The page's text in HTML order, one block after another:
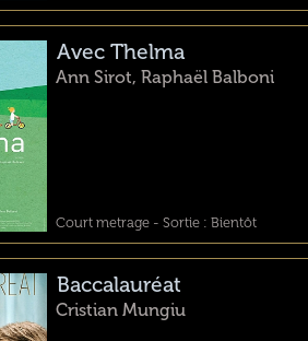
Avec Thelma
Ann Sirot, Raphaël Balboni
Court metrage - Sortie : Bientôt
Baccalauréat
Cristian Mungiu